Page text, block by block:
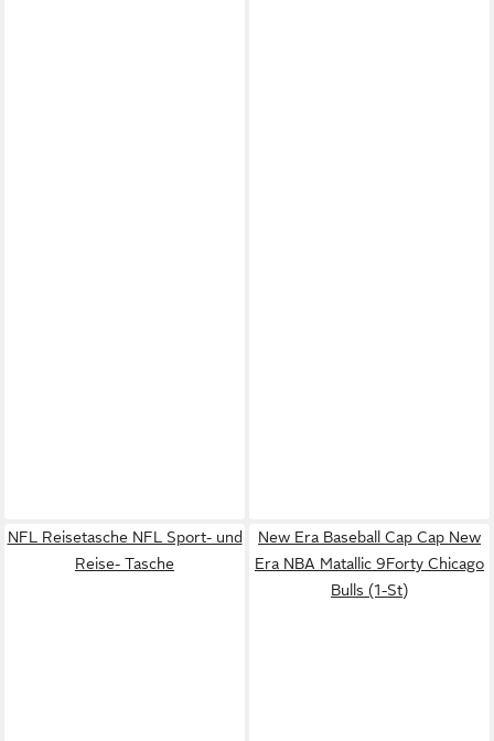
NFL Reisetasche NFL Sport- und
Reise- Tasche
New Era Baseball Cap Cap New
Era NBA Matallic 9Forty Chicago
Bulls (1-St)